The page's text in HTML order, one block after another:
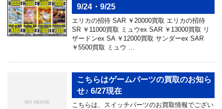
9/24・9/25
エリカの招待 SAR ￥20000買取 エリカの招待
SR ￥11000買取 ミュウex SAR ￥13000買取 リ
ザードンex SA ￥12000買取 サンダーex SAR
￥5500買取 ミュウ …
こちらはゲームパーツの買取のお知ら
せ♪ 6/27現在
こちらは、スイッチパーツのお買取情報でござい